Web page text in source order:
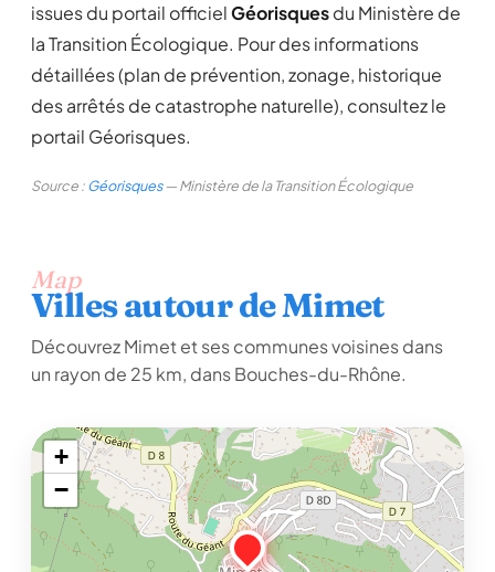
issues du portail officielGéorisquesdu Ministère de
la Transition Écologique. Pour des informations
détaillées (plan de prévention, zonage, historique
des arrêtés de catastrophe naturelle), consultez le
portail Géorisques.
Source :Géorisques— Ministère de la Transition Écologique
Map
Villes autour de Mimet
Découvrez Mimet et ses communes voisines dans
un rayon de 25 km, dans Bouches-du-Rhône.
+
−